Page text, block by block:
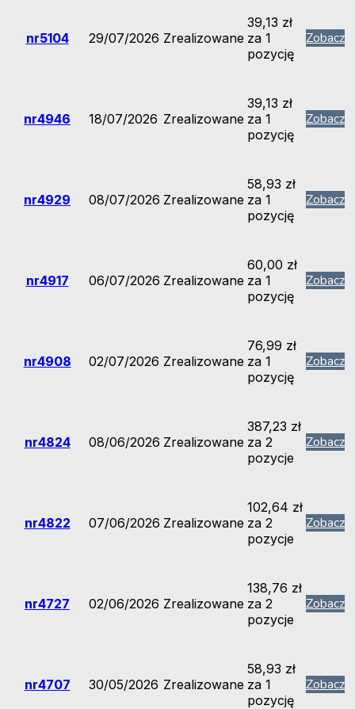
nr5104 29/07/2026 Zrealizowane
39,13 zł
za 1
pozycję
Zobacz
nr4946 18/07/2026 Zrealizowane
39,13 zł
za 1
pozycję
Zobacz
nr4929 08/07/2026 Zrealizowane
58,93 zł
za 1
pozycję
Zobacz
nr4917 06/07/2026 Zrealizowane
60,00 zł
za 1
pozycję
Zobacz
nr4908 02/07/2026 Zrealizowane
76,99 zł
za 1
pozycję
Zobacz
nr4824 08/06/2026 Zrealizowane
387,23 zł
za 2
pozycje
Zobacz
nr4822 07/06/2026 Zrealizowane
102,64 zł
za 2
pozycje
Zobacz
nr4727 02/06/2026 Zrealizowane
138,76 zł
za 2
pozycje
Zobacz
nr4707 30/05/2026 Zrealizowane
58,93 zł
za 1
pozycję
Zobacz
twojego
znikną ze strony
internetowej.
Udostępniając
swoje
strony, zwiększasz